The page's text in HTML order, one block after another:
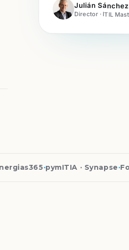
Julián
Director · ITIL
·pymITIA · Synapse·